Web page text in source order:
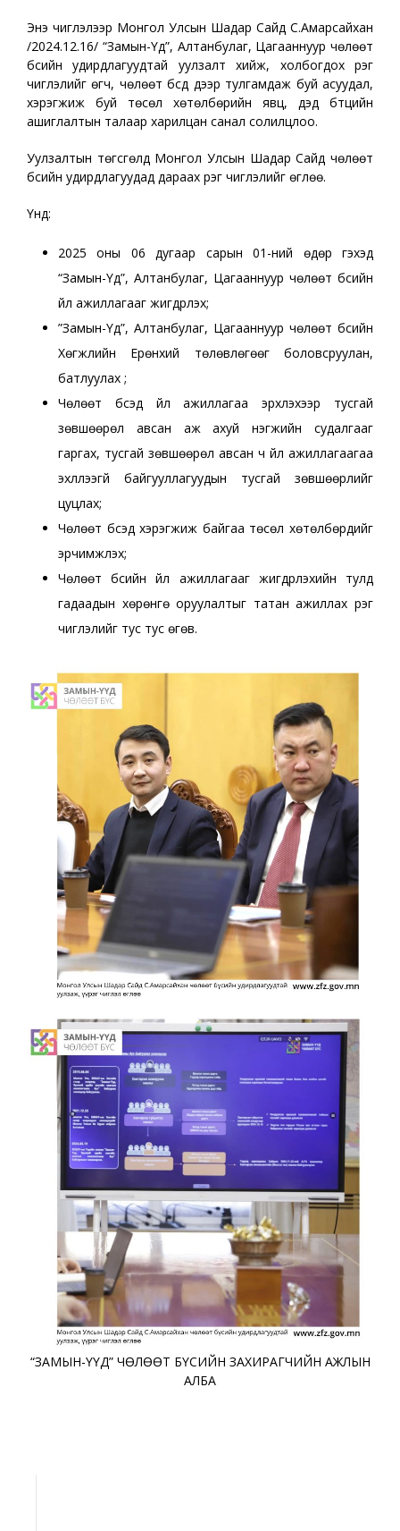
Энэ чиглэлээр Монгол Улсын Шадар Сайд С.Амарсайхан
/2024.12.16/ “Замын-Үүд”, Алтанбулаг, Цагааннуур чөлөөт
бүсийн удирдлагуудтай уулзалт хийж, холбогдох үүрэг
чиглэлийг өгч, чөлөөт бүсүүд дээр тулгамдаж буй асуудал,
хэрэгжиж буй төсөл хөтөлбөрийн явц, дэд бүтцийн
ашиглалтын талаар харилцан санал солилцлоо.
Уулзалтын төгсгөлд Монгол Улсын Шадар Сайд чөлөөт
бүсийн удирдлагуудад дараах үүрэг чиглэлийг өглөө.
Үүнд:
2025 оны 06 дугаар сарын 01-ний өдөр гэхэд
“Замын-Үүд”, Алтанбулаг, Цагааннуур чөлөөт бүсийн
үйл ажиллагааг жигдрүүлэх;
”Замын-Үүд”, Алтанбулаг, Цагааннуур чөлөөт бүсийн
Хөгжлийн Ерөнхий төлөвлөгөөг боловсруулан,
батлуулах ;
Чөлөөт бүсэд үйл ажиллагаа эрхлэхээр тусгай
зөвшөөрөл авсан аж ахуй нэгжийн судалгааг
гаргах, тусгай зөвшөөрөл авсан ч үйл ажиллагаагаа
эхлүүлээгүй байгууллагуудын тусгай зөвшөөрлийг
цуцлах;
Чөлөөт бүсэд хэрэгжиж байгаа төсөл хөтөлбөрүүдийг
эрчимжүүлэх;
Чөлөөт бүсийн үйл ажиллагааг жигдрүүлэхийн тулд
гадаадын хөрөнгө оруулалтыг татан ажиллах үүрэг
чиглэлийг тус тус өгөв.
“ЗАМЫН-ҮҮД” ЧӨЛӨӨТ БҮСИЙН ЗАХИРАГЧИЙН АЖЛЫН
АЛБА